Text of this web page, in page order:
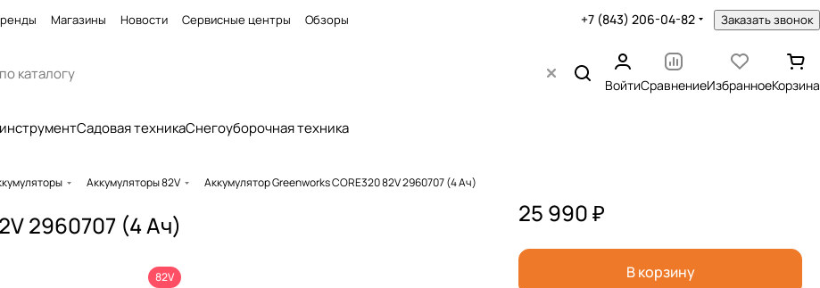
Магазины Новости Сервисные центры Обзоры +7 (843) 206-04-82 Заказать звонок
ВойтиСравнениеИзбранноеКорзина
Садовая техникаСнегоуборочная техника
Аккумуляторы 82V Аккумулятор Greenworks CORE320 82V 2960707 (4 Ач)
2960707 (4 Ач)
82V
25 990 ₽
В корзину